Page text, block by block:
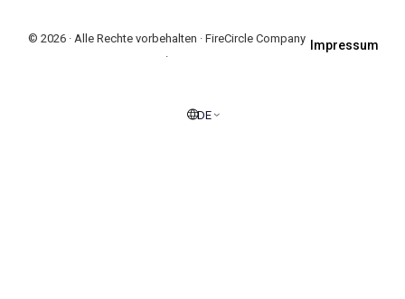
© 2026 · Alle Rechte vorbehalten · FireCircle Company
·
Impressum
DE